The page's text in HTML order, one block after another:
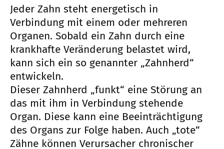
Jeder Zahn steht energetisch in
Verbindung mit einem oder mehreren
Organen. Sobald ein Zahn durch eine
krankhafte Veränderung belastet wird,
kann sich ein so genannter „Zahnherd“
entwickeln.
Dieser Zahnherd „funkt“ eine Störung an
das mit ihm in Verbindung stehende
Organ. Diese kann eine Beeinträchtigung
des Organs zur Folge haben. Auch „tote“
Zähne können Verursacher chronischer